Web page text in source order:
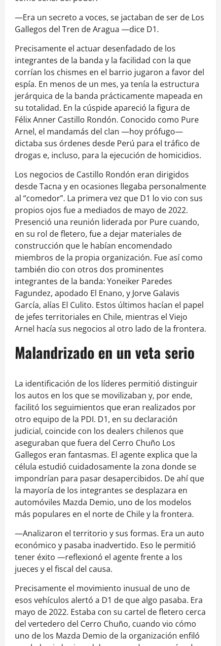
—Era un secreto a voces, se jactaban de ser de Los
Gallegos del Tren de Aragua —dice D1.
Precisamente el actuar desenfadado de los
integrantes de la banda y la facilidad con la que
corrían los chismes en el barrio jugaron a favor del
espía. En menos de un mes, ya tenía la estructura
jerárquica de la banda prácticamente mapeada en
su totalidad. En la cúspide apareció la figura de
Félix Anner Castillo Rondón. Conocido como Pure
Arnel, el mandamás del clan —hoy prófugo—
dictaba sus órdenes desde Perú para el tráfico de
drogas e, incluso, para la ejecución de homicidios.
Los negocios de Castillo Rondón eran dirigidos
desde Tacna y en ocasiones llegaba personalmente
al “comedor”. La primera vez que D1 lo vio con sus
propios ojos fue a mediados de mayo de 2022.
Presenció una reunión liderada por Pure cuando,
en su rol de fletero, fue a dejar materiales de
construcción que le habían encomendado
miembros de la propia organización. Fue así como
también dio con otros dos prominentes
integrantes de la banda: Yoneiker Paredes
Fagundez, apodado El Enano, y Jorve Galavis
García, alías El Culito. Estos últimos hacían el papel
de jefes territoriales en Chile, mientras el Viejo
Arnel hacía sus negocios al otro lado de la frontera.
Malandrizado en un veta serio
La identificación de los líderes permitió distinguir
los autos en los que se movilizaban y, por ende,
facilitó los seguimientos que eran realizados por
otro equipo de la PDI. D1, en su declaración
judicial, coincide con los dealers chilenos que
aseguraban que fuera del Cerro Chuño Los
Gallegos eran fantasmas. El agente explica que la
célula estudió cuidadosamente la zona donde se
impondrían para pasar desapercibidos. De ahí que
la mayoría de los integrantes se desplazara en
automóviles Mazda Demio, uno de los modelos
más populares en el norte de Chile y la frontera.
—Analizaron el territorio y sus formas. Era un auto
económico y pasaba inadvertido. Eso le permitió
tener éxito —reflexionó el agente frente a los
jueces y el fiscal del causa.
Precisamente el movimiento inusual de uno de
esos vehículos alertó a D1 de que algo pasaba. Era
mayo de 2022. Estaba con su cartel de fletero cerca
del vertedero del Cerro Chuño, cuando vio cómo
uno de los Mazda Demio de la organización enfiló